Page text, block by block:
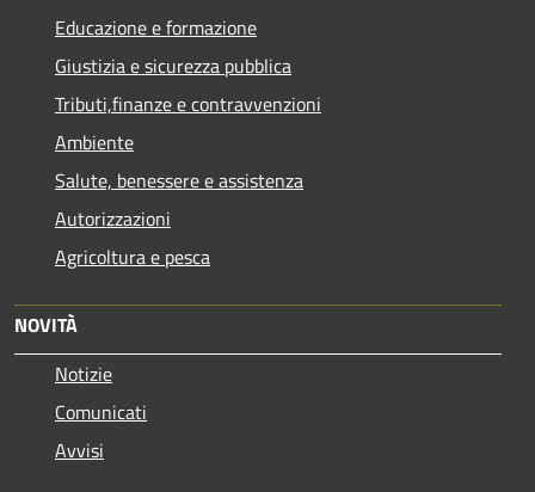
Educazione e formazione
Giustizia e sicurezza pubblica
Tributi,finanze e contravvenzioni
Ambiente
Salute, benessere e assistenza
Autorizzazioni
Agricoltura e pesca
NOVITÀ
Notizie
Comunicati
Avvisi